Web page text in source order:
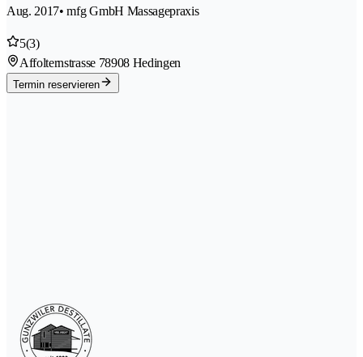
Aug. 2017• mfg GmbH Massagepraxis
5(3)
Affolternstrasse 78908 Hedingen
Termin reservieren